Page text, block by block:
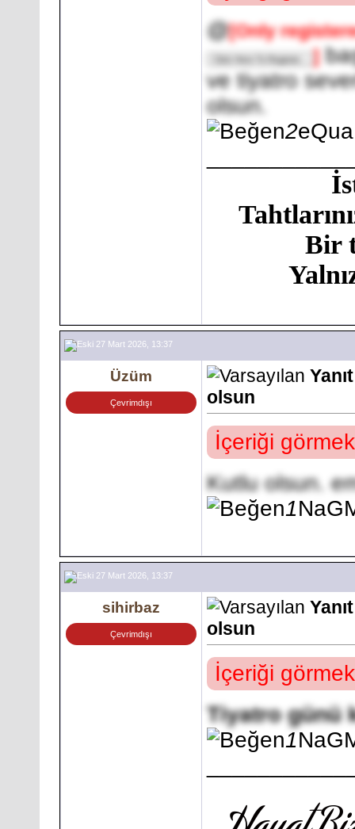
@[Only
]
ve tiyatro
olsun.
2
Bir
27 Mart 2026, 13:37
Üzüm
Çevrimdışı
olsun
İçeriği
Kutlu olsun.
1
27 Mart 2026, 13:37
sihirbaz
Çevrimdışı
olsun
İçeriği
Tiyatro günü
1